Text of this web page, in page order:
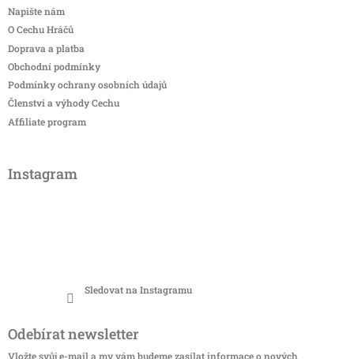
Napište nám
O Cechu Hráčů
Doprava a platba
Obchodní podmínky
Podmínky ochrany osobních údajů
Členství a výhody Cechu
Affiliate program
Instagram
Sledovat na Instagramu
Odebírat newsletter
Vložte svůj e-mail a my vám budeme zasílat informace o nových